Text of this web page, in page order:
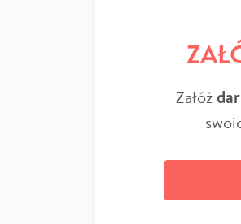
Załóż